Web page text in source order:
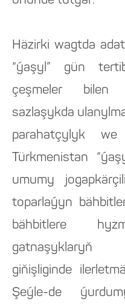
Häzirki wagtda
“ýaşyl” gün
çeşmeler bilen
sazlaşykda
parahatçylyk
Türkmenistan
umumy
toparlaýyn
bähbitlere
gatnaşyklaryň
giňişliginde
Şeýle-de